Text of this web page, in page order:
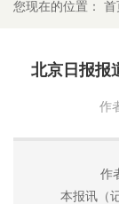
您现在的位置： 首
北京日报报
作
作
本报讯（记